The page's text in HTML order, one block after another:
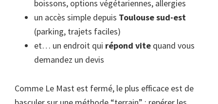
boissons, options végétariennes, allergies
un accès simple depuis Toulouse sud-est
(parking, trajets faciles)
et… un endroit qui répond vite quand vous
demandez un devis
Comme Le Mast est fermé, le plus efficace est de